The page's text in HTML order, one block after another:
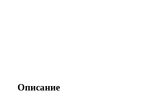
Описание